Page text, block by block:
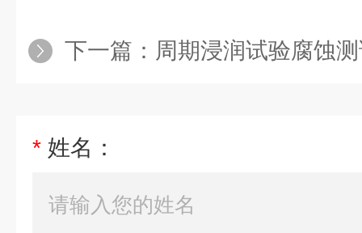
下一篇： 周期浸润试验腐蚀
* 姓名：